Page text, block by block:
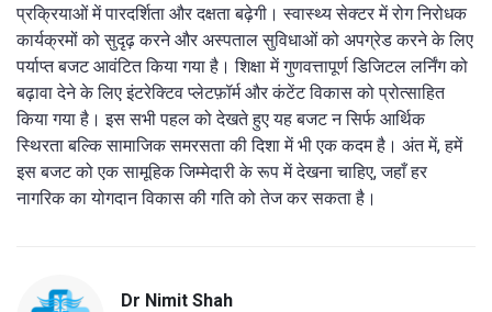
प्रक्रियाओं में पारदर्शिता और दक्षता बढ़ेगी। स्वास्थ्य सेक्टर में रोग निरोधक
कार्यक्रमों को सुदृढ़ करने और अस्पताल सुविधाओं को अपग्रेड करने के लिए
पर्याप्त बजट आवंटित किया गया है। शिक्षा में गुणवत्तापूर्ण डिजिटल लर्निंग को
बढ़ावा देने के लिए इंटरेक्टिव प्लेटफ़ॉर्म और कंटेंट विकास को प्रोत्साहित
किया गया है। इस सभी पहल को देखते हुए यह बजट न सिर्फ आर्थिक
स्थिरता बल्कि सामाजिक समरसता की दिशा में भी एक कदम है। अंत में, हमें
इस बजट को एक सामूहिक जिम्मेदारी के रूप में देखना चाहिए, जहाँ हर
नागरिक का योगदान विकास की गति को तेज कर सकता है।
Dr Nimit Shah